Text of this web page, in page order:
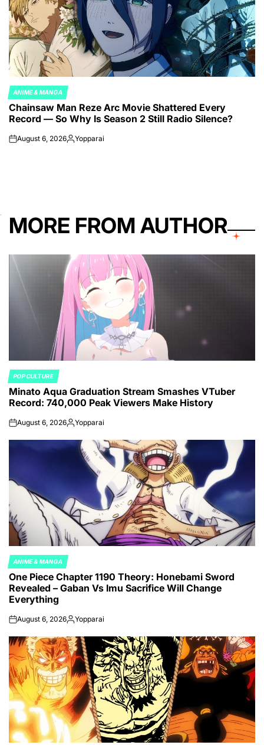
POSTED
IN
ANIME & MANGA
Chainsaw Man Reze Arc Movie Shattered Every
Record — So Why Is Season 2 Still Radio Silence?
onAugust 6, 2026Posted
Yopparai
MORE FROM AUTHOR
POSTED
IN
POP CULTURE
Minato Aqua Graduation Stream Smashes VTuber
Record: 740,000 Peak Viewers Make History
onAugust 6, 2026Posted
Yopparai
POSTED
IN
ANIME & MANGA
One Piece Chapter 1190 Theory: Honebami Sword
Revealed – Gaban Vs Imu Sacrifice Will Change
Everything
onAugust 6, 2026Posted
Yopparai